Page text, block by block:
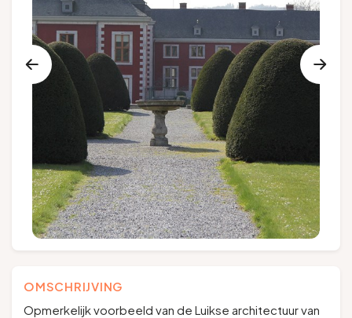
Volg ons
Groepen en touroperators
EN NL DE
OMSCHRIJVING
Opmerkelijk voorbeeld van de Luikse architectuur van